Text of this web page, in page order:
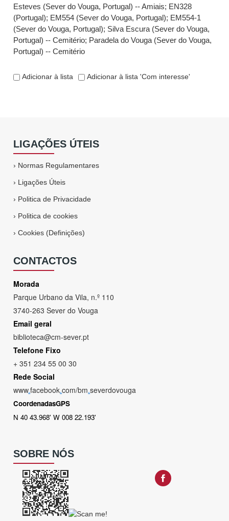
Esteves (Sever do Vouga, Portugal) -- Amiais; EN328
(Portugal); EM554 (Sever do Vouga, Portugal); EM554-1
(Sever do Vouga, Portugal); Silva Escura (Sever do Vouga,
Portugal) -- Cemitério; Paradela do Vouga (Sever do Vouga,
Portugal) -- Cemitério
Adicionar à lista Adicionar à lista 'Com interesse'
LIGAÇÕES ÚTEIS
› Normas Regulamentares
› Ligações Úteis
› Politica de Privacidade
› Politica de cookies
›Cookies (Definições)
CONTACTOS
Morada
Parque Urbano da Vila, n.º 110
3740-263 Sever do Vouga
Email geral
biblioteca@cm-sever.pt
Telefone Fixo
+ 351 234 55 00 30
Rede Social
www.facebook.com/bm.severdovouga
CoordenadasGPS
N 40 43.968' W 008 22.193'
SOBRE NÓS